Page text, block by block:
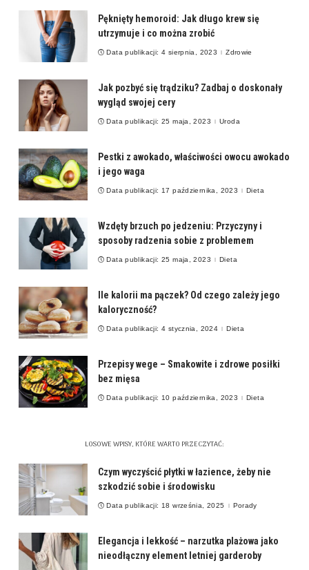
Pęknięty hemoroid: Jak długo krew się
utrzymuje i co można zrobić
Data publikacji: 4 sierpnia, 2023 Zdrowie
Jak pozbyć się trądziku? Zadbaj o doskonały
wygląd swojej cery
Data publikacji: 25 maja, 2023 Uroda
Pestki z awokado, właściwości owocu awokado
i jego waga
Data publikacji: 17 października, 2023 Dieta
Wzdęty brzuch po jedzeniu: Przyczyny i
sposoby radzenia sobie z problemem
Data publikacji: 25 maja, 2023 Dieta
Ile kalorii ma pączek? Od czego zależy jego
kaloryczność?
Data publikacji: 4 stycznia, 2024 Dieta
Przepisy wege – Smakowite i zdrowe posiłki
bez mięsa
Data publikacji: 10 października, 2023 Dieta
LOSOWE WPISY, KTÓRE WARTO PRZECZYTAĆ:
Czym wyczyścić płytki w łazience, żeby nie
szkodzić sobie i środowisku
Data publikacji: 18 września, 2025 Porady
Elegancja i lekkość – narzutka plażowa jako
nieodłączny element letniej garderoby